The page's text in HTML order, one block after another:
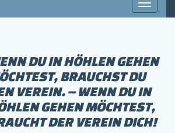
Toggle
DU IN HÖHLEN GEHEN
BRAUCHST DU
VEREIN. – WENN DU IN
GEHEN MÖCHTEST,
DER VEREIN DICH!